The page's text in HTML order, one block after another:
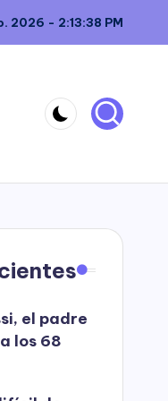
2026 - 2:13:39 PM
el padre
los 68